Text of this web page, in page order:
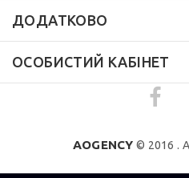
ДОДАТКОВО
ОСОБИСТИЙ КАБІНЕТ
AOGENCY © 2016 .